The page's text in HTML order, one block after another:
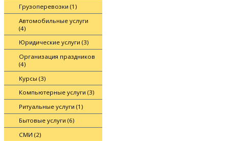
Грузоперевозки (1)
Автомобильные услуги
(4)
Юридические услуги (3)
Организация праздников
(4)
Курсы (3)
Компьютерные услуги (3)
Ритуальные услуги (1)
Бытовые услуги (6)
СМИ (2)